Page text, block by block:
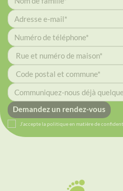
Demandez un rendez-vous
J’accepte la politique en matière de